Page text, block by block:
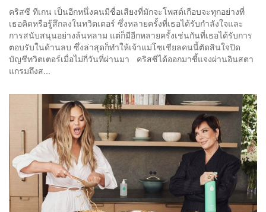
คริสซี ทีเกน เป็นอีกหนึ่งคนมีชื่อเสียงที่มักจะโพสต์เกือบจะทุกอย่างที่
เธอคิดหรือรู้สึกลงในทวิตเตอร์ ซึ่งหลายครั้งที่เธอได้รับกำลังใจและ
การสนับสนุนอย่างล้นหลาม แต่ก็มีอีกหลายครั้งเช่นกันที่เธอได้รับการ
ตอบรับในด้านลบ ซึ่งล่าสุดก็ทำให้เจ้าแม่โซเชียลคนนี้ตัดสินใจปิด
บัญชีทวิตเตอร์เมื่อไม่กี่วันที่ผ่านมา คริสซีได้ออกมาชี้แจงผ่านอินสตา
แกรมถึงส...